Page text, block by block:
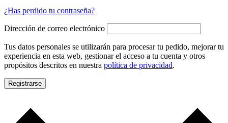
¿Has perdido tu contraseña?
Dirección de correo electrónico
Tus datos personales se utilizarán para procesar tu pedido, mejorar tu
experiencia en esta web, gestionar el acceso a tu cuenta y otros
propósitos descritos en nuestra política de privacidad.
Registrarse